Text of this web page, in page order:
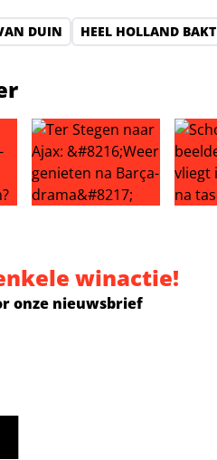
DUIN HEEL HOLLAND BAKT
winactie!
onze nieuwsbrief